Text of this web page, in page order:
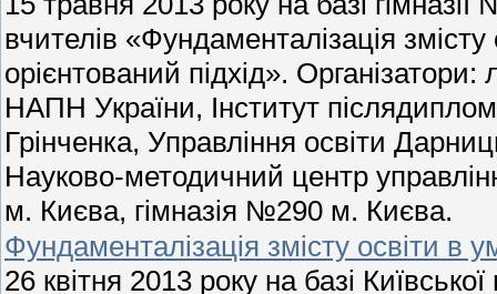
вчителів «Фундаменталізація
орієнтований підхід». Організатори:
НАПН України, Інститут
Грінченка, Управління освіти
Науково-методичний центр
м. Києва, гімназія №290 м. Києва.
Фундаменталізація змісту освіти в
26 квітня 2013 року на базі